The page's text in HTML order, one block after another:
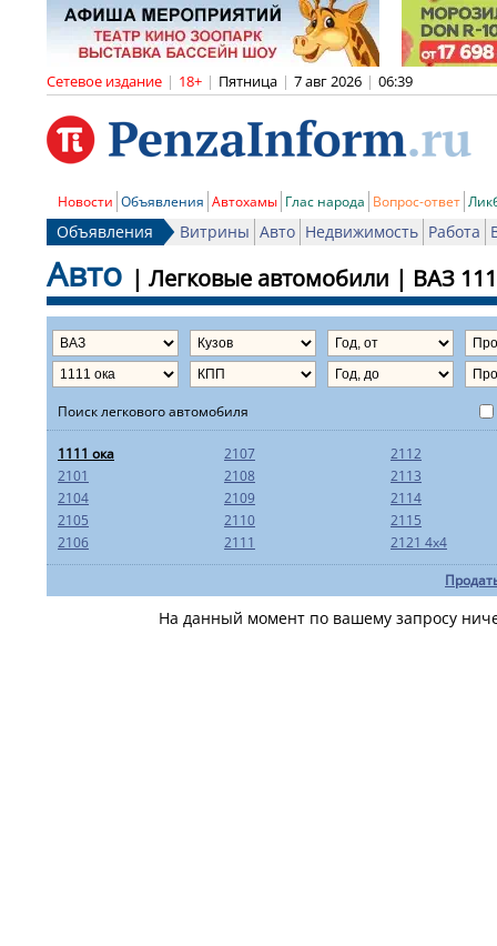
Сетевое издание | 18+ | Пятница | 7 авг 2026 | 06:39
Новости Объявления Автохамы Глас народа Вопрос-ответ
Объявления Витрины Авто Недвижимость Работа
Авто | Легковые автомобили | ВАЗ
Поиск легкового автомобиля
1111 ока
2101
2104
2105
2106
2107
2108
2109
2110
2111
2112
2113
2114
2115
2121 4x4
На данный момент по вашему запросу